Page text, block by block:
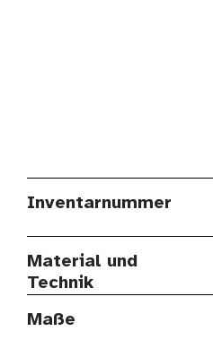
Inventarnummer
Material und
Technik
Maße